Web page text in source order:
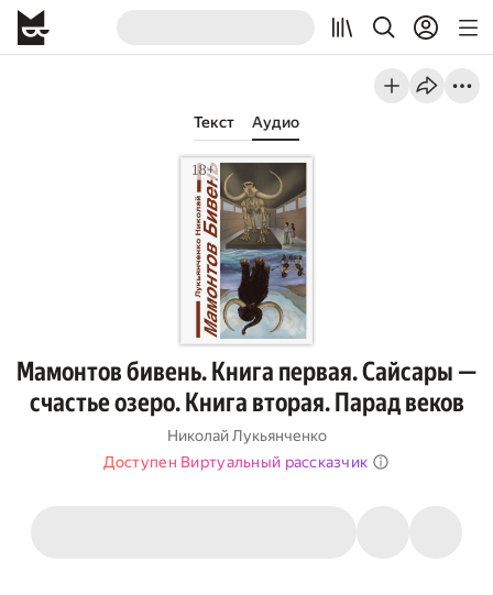
Текст Аудио
Мамонтов бивень. Книга первая. Сайсары —
счастье озеро. Книга вторая. Парад веков
Николай Лукьянченко
Доступен Виртуальный рассказчик